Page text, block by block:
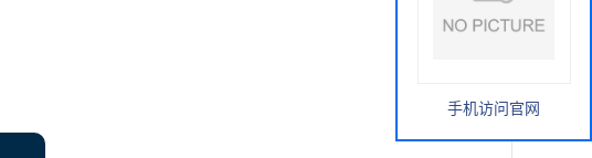
手机访问官网